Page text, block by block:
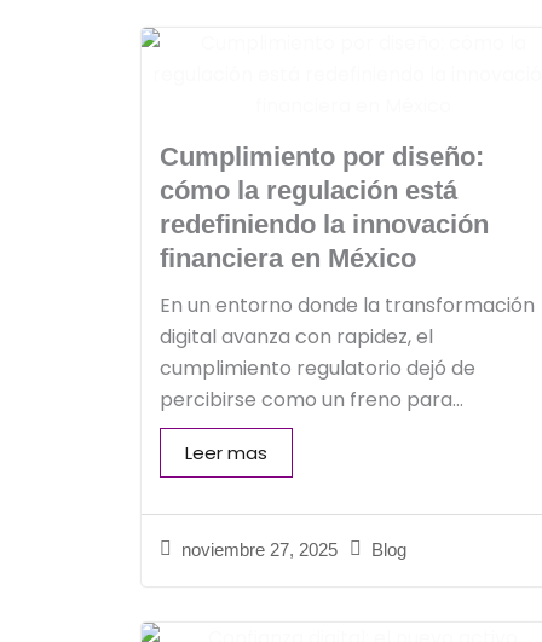
Cumplimiento por diseño:
cómo la regulación está
redefiniendo la innovación
financiera en México
noviembre 27, 2025 Blog
En un entorno donde la transformación
digital avanza con rapidez, el
cumplimiento regulatorio dejó de
percibirse como un freno para...
Leer mas